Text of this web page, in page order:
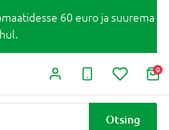
60 euro ja suurema
0
Otsing